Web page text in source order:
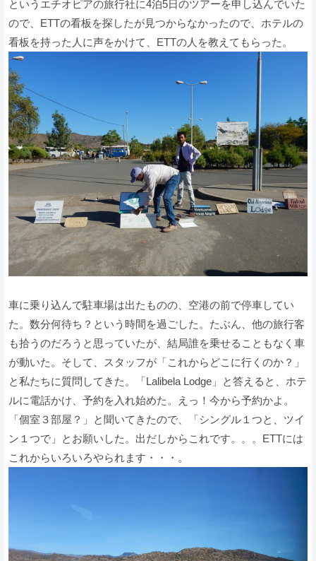
というエチオピアの旅行社に4泊5日のツアーを申し込んでいた
ので、ETTの看板を探したが見つからなかったので、ホテルの
看板を持った人に声をかけて、ETTの人を教えてもらった。
車に乗り込んで駐車場は出たものの、空港の前で停車してい
た。数分何待ち？という時間を過ごした。たぶん、他の旅行客
も拾うのだろうと思っていたが、結局誰を乗せることもなく車
が動いた。そして、スタッフが「これからどこに行くのか？」
と私たちに質問してきた。「Lalibela Lodge」と答えると、ホテ
ルに電話かけ、予約を入れ始めた。えっ！今から予約かよ。
「個室３部屋？」と聞いてきたので、「シングル１つと、ツイ
ン１つで」とお願いした。出だしからこれです。。。ETTには
これからいろいろやられます・・・。